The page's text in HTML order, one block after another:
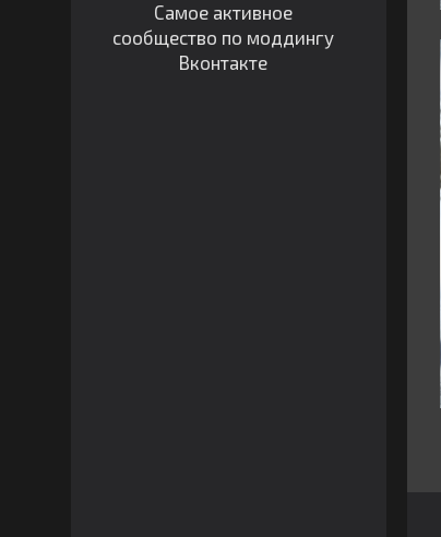
Самое активное
сообщество по моддингу
Вконтакте